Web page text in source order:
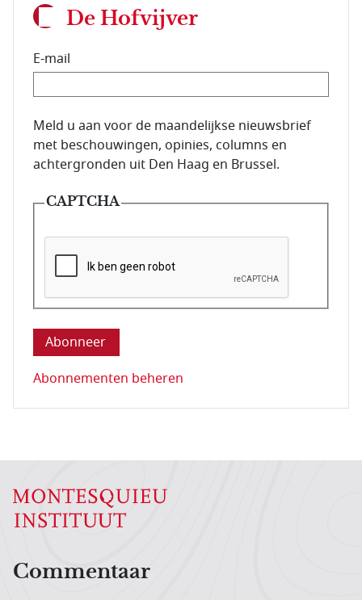
De Hofvijver
E-mail
E-mailadres van de abonnee.
Meld u aan voor de maandelijkse nieuwsbrief
met beschouwingen, opinies, columns en
achtergronden uit Den Haag en Brussel.
CAPTCHA
Deze vraag is om te controleren dat u een mens
Abonnementen beheren
Hoofdnavigatiemenu
Commentaar